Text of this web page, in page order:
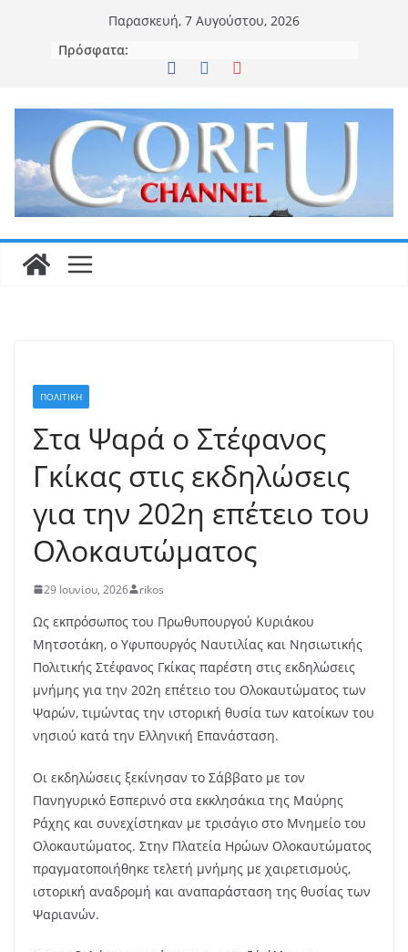
περιεχόμενο
Παρασκευή, 7 Αυγούστου, 2026
Πρόσφατα:
ΠΟΛΙΤΙΚΗ
Στα Ψαρά ο Στέφανος
Γκίκας στις εκδηλώσεις
για την 202η επέτειο του
Ολοκαυτώματος
29 Ιουνίου, 2026 rikos
Ως εκπρόσωπος του Πρωθυπουργού Κυριάκου
Μητσοτάκη, ο Υφυπουργός Ναυτιλίας και Νησιωτικής
Πολιτικής Στέφανος Γκίκας παρέστη στις εκδηλώσεις
μνήμης για την 202η επέτειο του Ολοκαυτώματος των
Ψαρών, τιμώντας την ιστορική θυσία των κατοίκων του
νησιού κατά την Ελληνική Επανάσταση.
Οι εκδηλώσεις ξεκίνησαν το Σάββατο με τον
Πανηγυρικό Εσπερινό στα εκκλησάκια της Μαύρης
Ράχης και συνεχίστηκαν με τρισάγιο στο Μνημείο του
Ολοκαυτώματος. Στην Πλατεία Ηρώων Ολοκαυτώματος
πραγματοποιήθηκε τελετή μνήμης με χαιρετισμούς,
ιστορική αναδρομή και αναπαράσταση της θυσίας των
Ψαριανών.